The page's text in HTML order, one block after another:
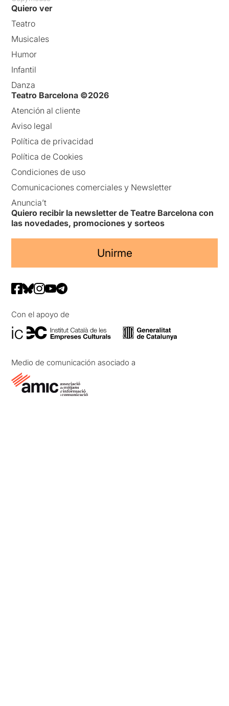
Quiero ver
Teatro
Musicales
Humor
Infantil
Danza
Teatro Barcelona ©2026
Atención al cliente
Aviso legal
Política de privacidad
Política de Cookies
Condiciones de uso
Comunicaciones comerciales y Newsletter
Anuncia’t
Quiero recibir la newsletter de Teatre Barcelona con
las novedades, promociones y sorteos
Unirme
Con el apoyo de
Medio de comunicación asociado a